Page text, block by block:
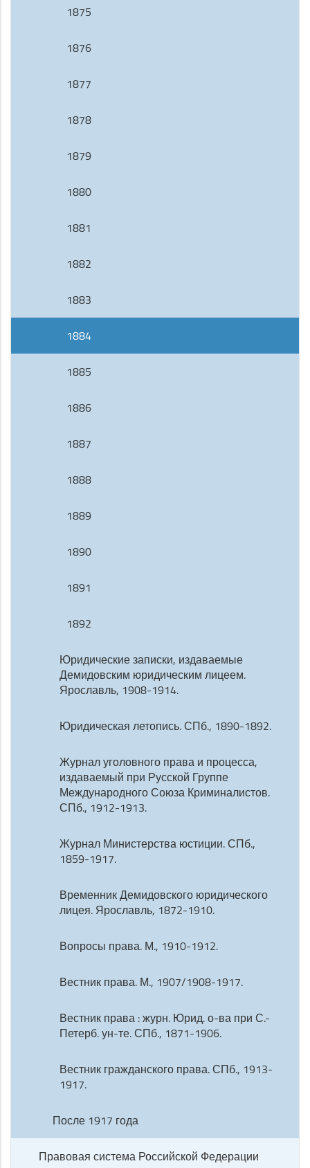
1875
1876
1877
1878
1879
1880
1881
1882
1883
1884
1885
1886
1887
1888
1889
1890
1891
1892
Юридические записки, издаваемые
Демидовским юридическим лицеем.
Ярославль, 1908-1914.
Юридическая летопись. СПб., 1890-1892.
Журнал уголовного права и процесса,
издаваемый при Русской Группе
Международного Союза Криминалистов.
СПб., 1912-1913.
Журнал Министерства юстиции. СПб.,
1859-1917.
Временник Демидовского юридического
лицея. Ярославль, 1872-1910.
Вопросы права. М., 1910-1912.
Вестник права. М., 1907/1908-1917.
Вестник права : журн. Юрид. о-ва при С.-
Петерб. ун-те. СПб., 1871-1906.
Вестник гражданского права. СПб., 1913-
1917.
После 1917 года
Правовая система Российской Федерации